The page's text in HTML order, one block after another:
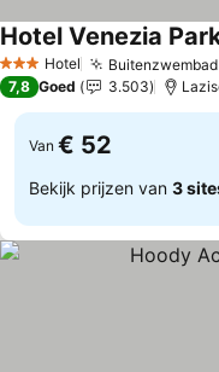
3 SterrenHotel
Hotel Venezia
7,8 Goed 3.503
Van € 52
Bekijk prijzen van 3